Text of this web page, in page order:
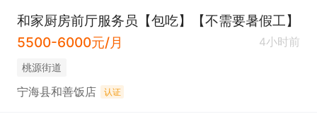
和家厨房前厅服务员【包吃】【不需要暑假工】
5500-6000元/月
4小时前
桃源街道
宁海县和善饭店 认证